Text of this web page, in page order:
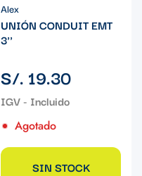
Alex
UNIÓN CONDUIT EMT
3''
Precio
regular
S/. 19.30
Agotado
SIN STOCK